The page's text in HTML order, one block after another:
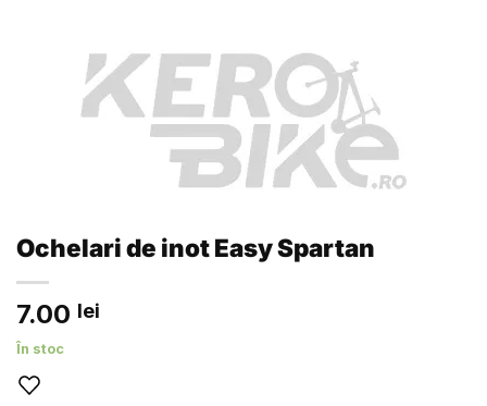
Ochelari de inot Easy Spartan
7.00 lei
În stoc